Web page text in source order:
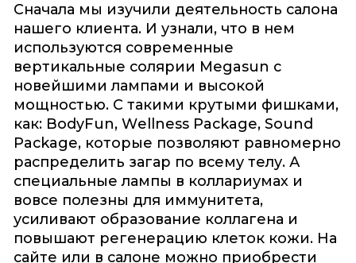
Сначала мы изучили деятельность салона
нашего клиента. И узнали, что в нем
используются современные
вертикальные солярии Megasun с
новейшими лампами и высокой
мощностью. С такими крутыми фишками,
как: BodyFun, Wellness Package, Sound
Package, которые позволяют равномерно
распределить загар по всему телу. А
специальные лампы в коллариумах и
вовсе полезны для иммунитета,
усиливают образование коллагена и
повышают регенерацию клеток кожи. На
сайте или в салоне можно приобрести